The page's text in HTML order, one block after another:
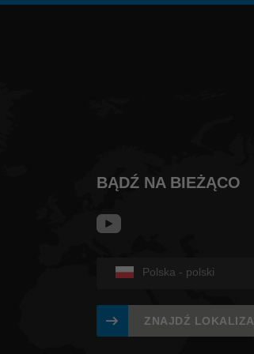
BĄDŹ NA BIEŻĄCO
Polska - polski
ZNAJDŹ